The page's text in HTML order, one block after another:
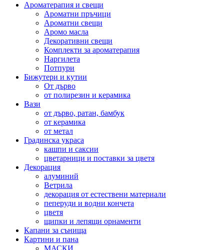
Ароматерапия и свещи
Ароматни пръчици
Ароматни свещи
Аромо масла
Декоративни свещи
Комплекти за ароматерапия
Наргилета
Потпури
Бижутери и кутии
От дърво
от полирезин и керамика
Вази
от дърво, ратан, бамбук
от керамика
от метал
Градинска украса
кашпи и саксии
цветарници и поставки за цветя
Декорация
алуминий
Ветрила
декорация от естествени материали
пеперуди и водни кончета
цветя
щипки и лепящи орнаменти
Капани за сънища
Картини и пана